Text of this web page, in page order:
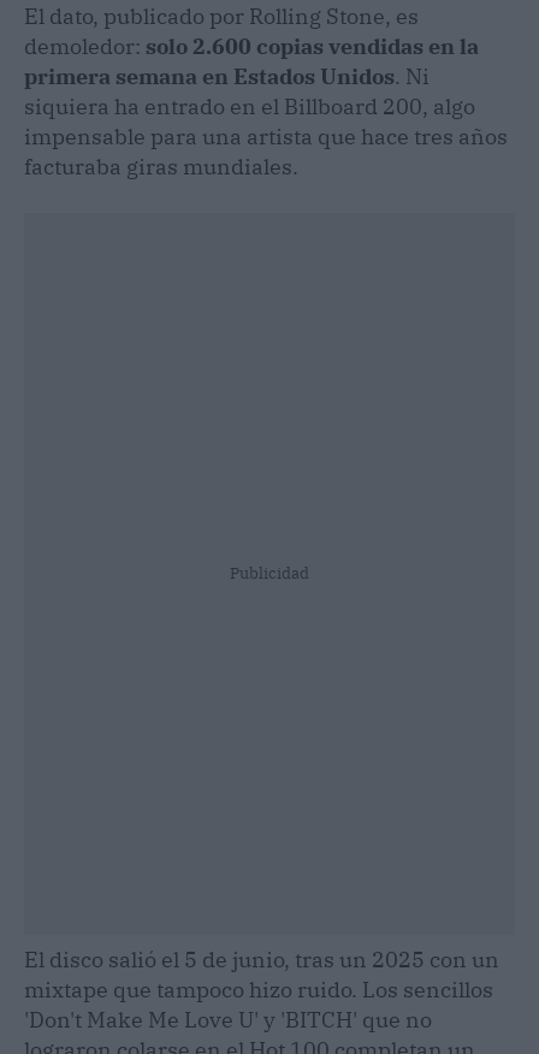
El dato, publicado por Rolling Stone, es
demoledor: solo 2.600 copias vendidas en la
primera semana en Estados Unidos. Ni
siquiera ha entrado en el Billboard 200, algo
impensable para una artista que hace tres años
facturaba giras mundiales.
Publicidad
El disco salió el 5 de junio, tras un 2025 con un
mixtape que tampoco hizo ruido. Los sencillos
'Don't Make Me Love U' y 'BITCH' que no